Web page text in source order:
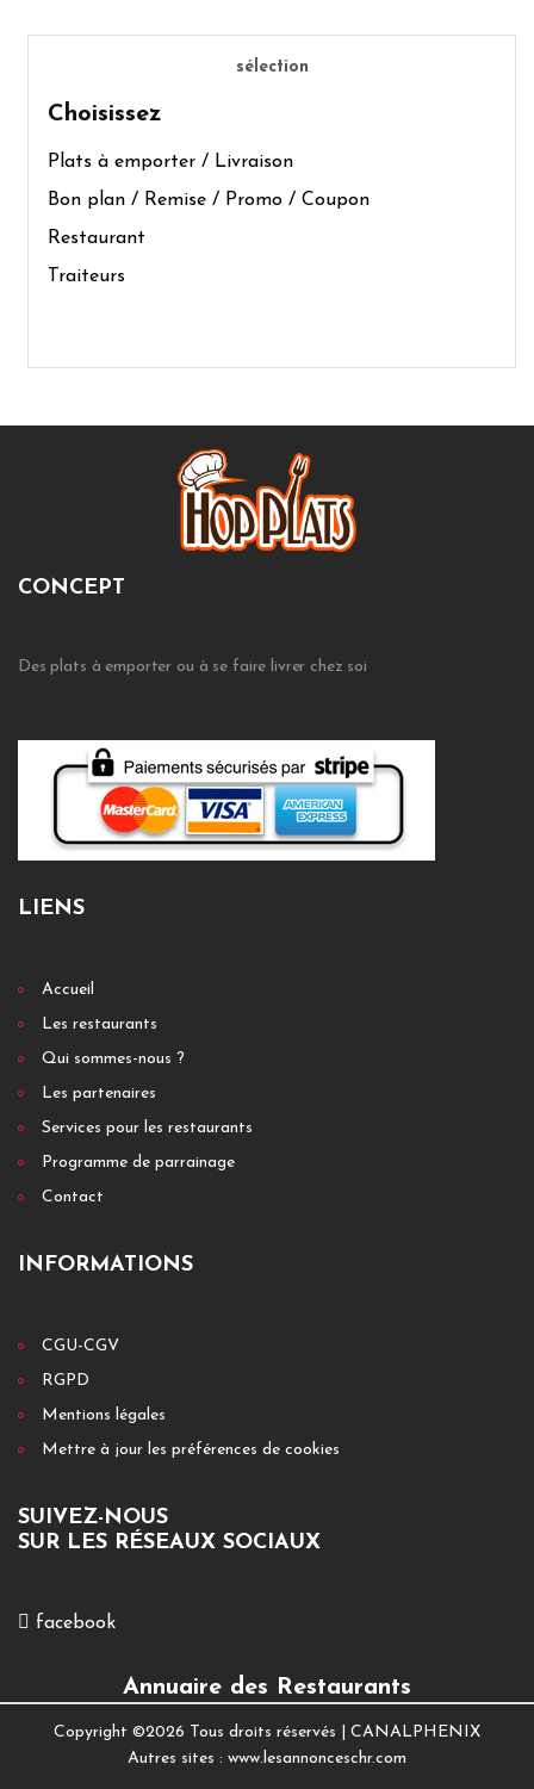
sélection
Choisissez
Plats à emporter / Livraison
Bon plan / Remise / Promo / Coupon
Restaurant
Traiteurs
CONCEPT
Des plats à emporter ou à se faire livrer chez soi
LIENS
Accueil
Les restaurants
Qui sommes-nous ?
Les partenaires
Services pour les restaurants
Programme de parrainage
Contact
INFORMATIONS
CGU-CGV
RGPD
Mentions légales
Mettre à jour les préférences de cookies
SUIVEZ-NOUS
SUR LES RÉSEAUX SOCIAUX
facebook
Annuaire des Restaurants
Copyright ©2026 Tous droits réservés | CANALPHENIX
Autres sites : www.lesannonceschr.com